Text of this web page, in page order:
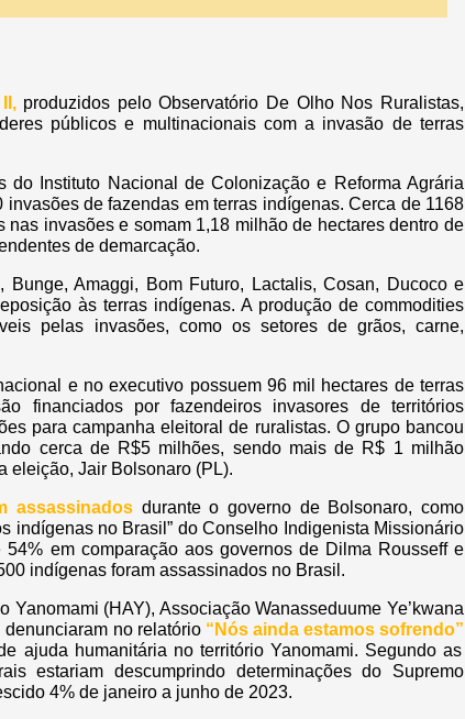
II,produzidos pelo Observatório De Olho Nos Ruralistas,
públicos e multinacionais com a invasão de terras
Instituto Nacional de Colonização e Reforma Agrária
de fazendas em terras indígenas. Cerca de 1168
invasões e somam 1,18 milhão de hectares dentro de
de demarcação.
Bunge, Amaggi, Bom Futuro, Lactalis, Cosan, Ducoco e
às terras indígenas. A produção de commodities
pelas invasões, como os setores de grãos, carne,
e no executivo possuem 96 mil hectares de terras
financiados por fazendeiros invasores de territórios
para campanha eleitoral de ruralistas. O grupo bancou
cerca de R$5 milhões, sendo mais de R$ 1 milhão
eleição, Jair Bolsonaro (PL).
assassinadosdurante o governo de Bolsonaro, como
indígenas no Brasil” do Conselho Indigenista Missionário
em comparação aos governos de Dilma Rousseff e
indígenas foram assassinados no Brasil.
Yanomami (HAY), Associação Wanasseduume Ye’kwana
no relatório “Nós ainda estamos sofrendo”
ajuda humanitária no território Yanomami. Segundo as
estariam descumprindo determinações do Supremo
4% de janeiro a junho de 2023.